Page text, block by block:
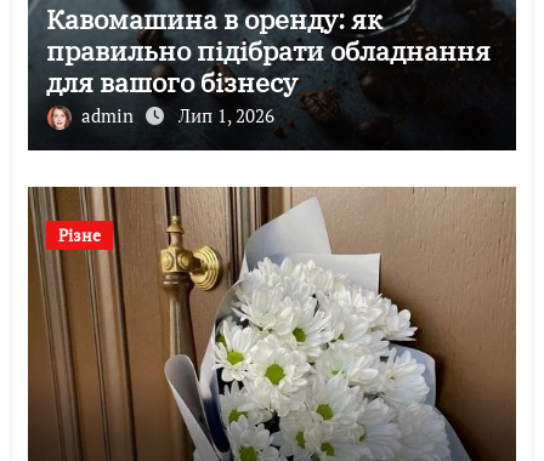
Кавомашина в оренду: як
правильно підібрати обладнання
для вашого бізнесу
admin Лип 1, 2026
Різне